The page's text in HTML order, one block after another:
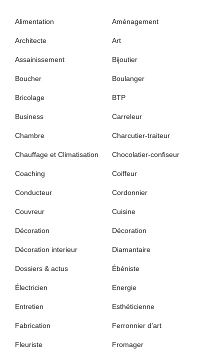
Alimentation Aménagement
Architecte Art
Assainissement Bijoutier
Boucher Boulanger
Bricolage BTP
Business Carreleur
Chambre Charcutier-traiteur
Chauffage et Climatisation Chocolatier-confiseur
Coaching Coiffeur
Conducteur Cordonnier
Couvreur Cuisine
Décoration Décoration
Décoration interieur Diamantaire
Dossiers & actus Ébéniste
Électricien Energie
Entretien Esthéticienne
Fabrication Ferronnier d’art
Fleuriste Fromager